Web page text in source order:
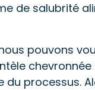
de salubrité
pouvons
processus.